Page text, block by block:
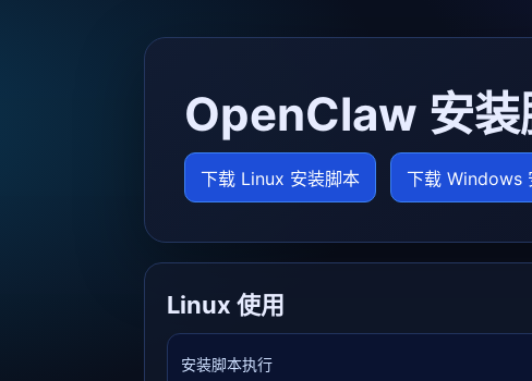
OpenClaw 安装
下载 Linux 安装脚本 下载 Windows
Linux 使用
安装脚本执行